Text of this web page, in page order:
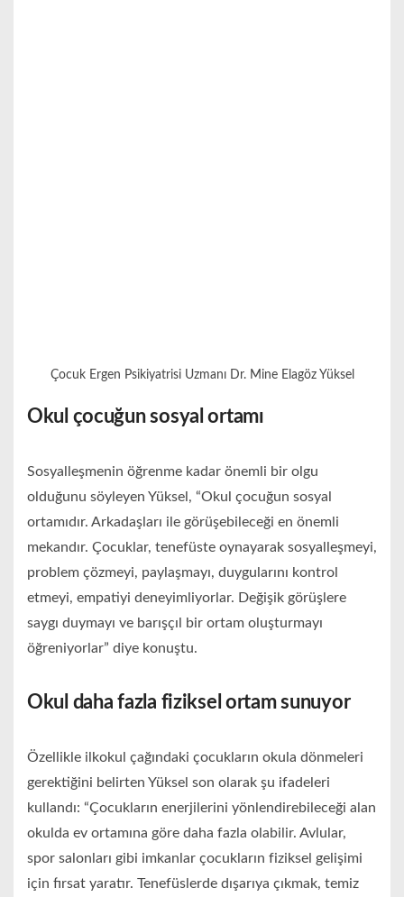
Çocuk Ergen Psikiyatrisi Uzmanı Dr. Mine Elagöz Yüksel
Okul çocuğun sosyal ortamı
Sosyalleşmenin öğrenme kadar önemli bir olgu
olduğunu söyleyen Yüksel, “Okul çocuğun sosyal
ortamıdır. Arkadaşları ile görüşebileceği en önemli
mekandır. Çocuklar, tenefüste oynayarak sosyalleşmeyi,
problem çözmeyi, paylaşmayı, duygularını kontrol
etmeyi, empatiyi deneyimliyorlar. Değişik görüşlere
saygı duymayı ve barışçıl bir ortam oluşturmayı
öğreniyorlar” diye konuştu.
Okul daha fazla fiziksel ortam sunuyor
Özellikle ilkokul çağındaki çocukların okula dönmeleri
gerektiğini belirten Yüksel son olarak şu ifadeleri
kullandı: “Çocukların enerjilerini yönlendirebileceği alan
okulda ev ortamına göre daha fazla olabilir. Avlular,
spor salonları gibi imkanlar çocukların fiziksel gelişimi
için fırsat yaratır. Tenefüslerde dışarıya çıkmak, temiz